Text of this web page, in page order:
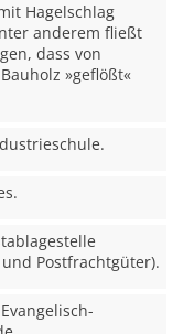
Hagelschlag
anderem fließt
dass von
»geflößt«
Postfrachtgüter).